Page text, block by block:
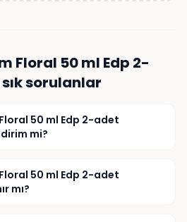
Floral 50 ml Edp 2-
sorulanlar
50 ml Edp 2-adet
mi?
50 ml Edp 2-adet
mı?